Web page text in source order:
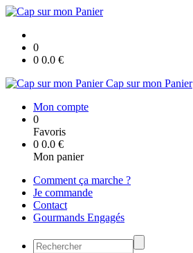
0
0 0.0 €
Cap sur mon Panier
Mon compte
0
Favoris
0 0.0 €
Mon panier
Comment ça marche ?
Je commande
Contact
Gourmands Engagés